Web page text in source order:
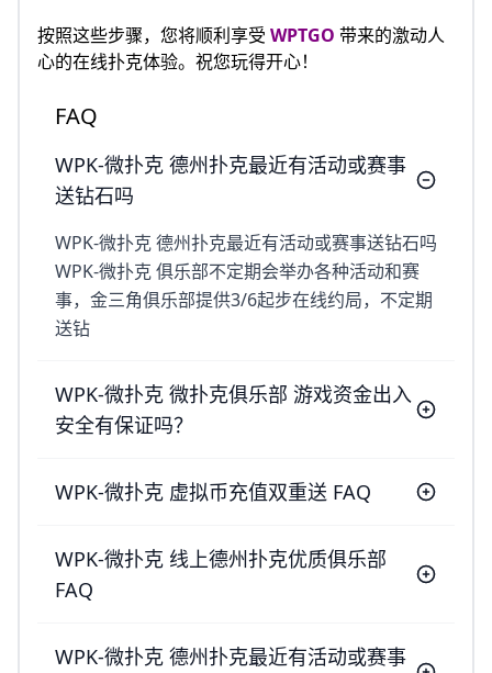
按照这些步骤，您将顺利享受 WPTGO 带来的激动人
心的在线扑克体验。祝您玩得开心！
FAQ
WPK-微扑克 德州扑克最近有活动或赛事
送钻石吗
WPK-微扑克 德州扑克最近有活动或赛事送钻石吗
WPK-微扑克 俱乐部不定期会举办各种活动和赛
事，金三角俱乐部提供3/6起步在线约局，不定期
送钻
WPK-微扑克 微扑克俱乐部 游戏资金出入
安全有保证吗？
WPK-微扑克 虚拟币充值双重送 FAQ
WPK-微扑克 线上德州扑克优质俱乐部
FAQ
WPK-微扑克 德州扑克最近有活动或赛事